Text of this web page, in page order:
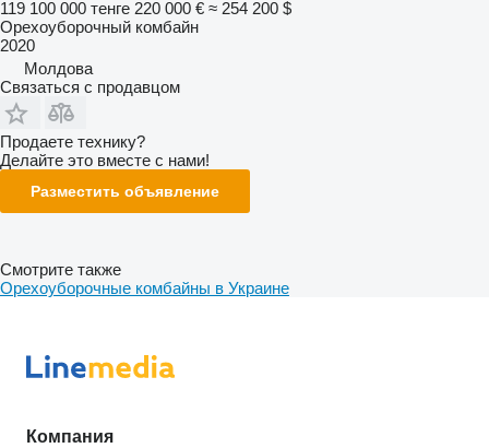
119 100 000 тенге 220 000 € ≈ 254 200 $
Орехоуборочный комбайн
2020
Молдова
Связаться с продавцом
Продаете технику?
Делайте это вместе с нами!
Разместить объявление
Смотрите также
Орехоуборочные комбайны в Украине
Компания